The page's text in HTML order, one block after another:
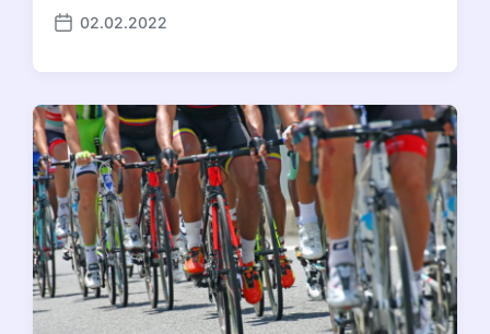
Veröffentlichungsdatum
02.02.2022